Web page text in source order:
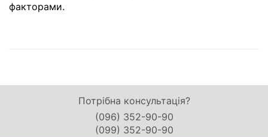
факторами.
Потрібна консультація?
(096) 352-90-90
(099) 352-90-90